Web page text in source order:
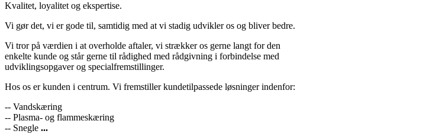
Kvalitet, loyalitet og ekspertise.
Vi gør det, vi er gode til, samtidig med at vi stadig udvikler os og bliver bedre.
Vi tror på værdien i at overholde aftaler, vi strækker os gerne langt for den
enkelte kunde og står gerne til rådighed med rådgivning i forbindelse med
udviklingsopgaver og specialfremstillinger.
Hos os er kunden i centrum. Vi fremstiller kundetilpassede løsninger indenfor:
-- Vandskæring
-- Plasma- og flammeskæring
-- Snegle ...